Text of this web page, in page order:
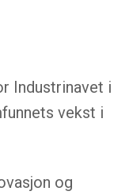
Industrinavet i
vekst i
og